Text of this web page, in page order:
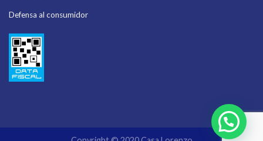
Defensa al consumidor